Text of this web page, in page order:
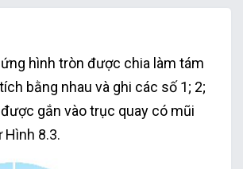
hình tròn được chia làm tám
bằng nhau và ghi các số 1; 2;
được gắn vào trục quay có mũi
8.3.